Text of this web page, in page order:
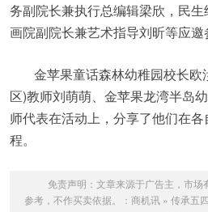
务副院长兼执行总编辑梁欣，民
画院副院长兼艺术指导刘昕等应邀
金苹果童话森林幼稚园校长
区)教师刘萌萌、金苹果龙湾半岛
师代表在活动上，分享了他们在
程。
免责声明：文章来源于广告主，市
参考，不作买卖依据。： 商机讯 » 传承五